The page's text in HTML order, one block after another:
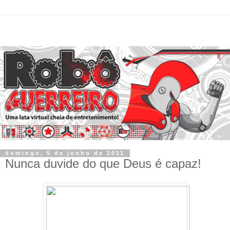
domingo, 5 de junho de 2011
Nunca duvide do que Deus é capaz!